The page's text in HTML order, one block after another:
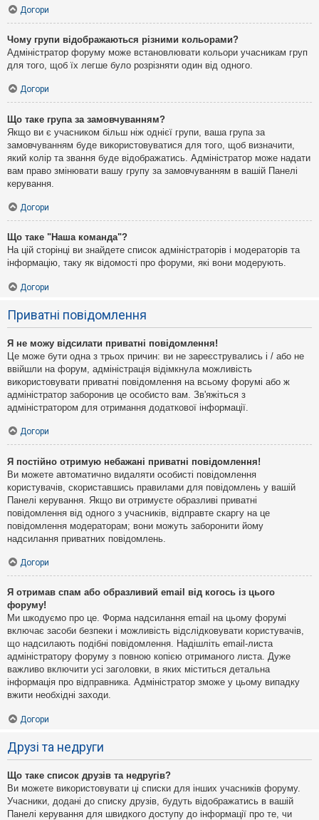
Догори
Чому групи відображаються різними кольорами?
Адміністратор форуму може встановлювати кольори учасникам груп
для того, щоб їх легше було розрізняти один від одного.
Догори
Що таке група за замовчуванням?
Якщо ви є учасником більш ніж однієї групи, ваша група за
замовчуванням буде використовуватися для того, щоб визначити,
який колір та звання буде відображатись. Адміністратор може надати
вам право змінювати вашу групу за замовчуванням в вашій Панелі
керування.
Догори
Що таке "Наша команда"?
На цій сторінці ви знайдете список адміністраторів і модераторів та
інформацію, таку як відомості про форуми, які вони модерують.
Догори
Приватні повідомлення
Я не можу відсилати приватні повідомлення!
Це може бути одна з трьох причин: ви не зареєструвались і / або не
ввійшли на форум, адміністрація відімкнула можливість
використовувати приватні повідомлення на всьому форумі або ж
адміністратор заборонив це особисто вам. Зв'яжіться з
адміністратором для отримання додаткової інформації.
Догори
Я постійно отримую небажані приватні повідомлення!
Ви можете автоматично видаляти особисті повідомлення
користувачів, скориставшись правилами для повідомлень у вашій
Панелі керування. Якщо ви отримуєте образливі приватні
повідомлення від одного з учасників, відправте скаргу на це
повідомлення модераторам; вони можуть заборонити йому
надсилання приватних повідомлень.
Догори
Я отримав спам або образливий email від когось із цього
форуму!
Ми шкодуємо про це. Форма надсилання email на цьому форумі
включає засоби безпеки і можливість відслідковувати користувачів,
що надсилають подібні повідомлення. Надішліть email-листа
адміністратору форуму з повною копією отриманого листа. Дуже
важливо включити усі заголовки, в яких міститься детальна
інформація про відправника. Адміністратор зможе у цьому випадку
вжити необхідні заходи.
Догори
Друзі та недруги
Що таке список друзів та недругів?
Ви можете використовувати ці списки для інших учасників форуму.
Учасники, додані до списку друзів, будуть відображатись в вашій
Панелі керування для швидкого доступу до інформації про те, чи